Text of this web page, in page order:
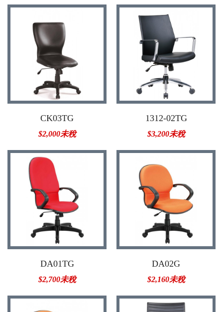
CK03TG
$2,000未稅
1312-02TG
$3,200未稅
DA01TG
$2,700未稅
DA02G
$2,160未稅